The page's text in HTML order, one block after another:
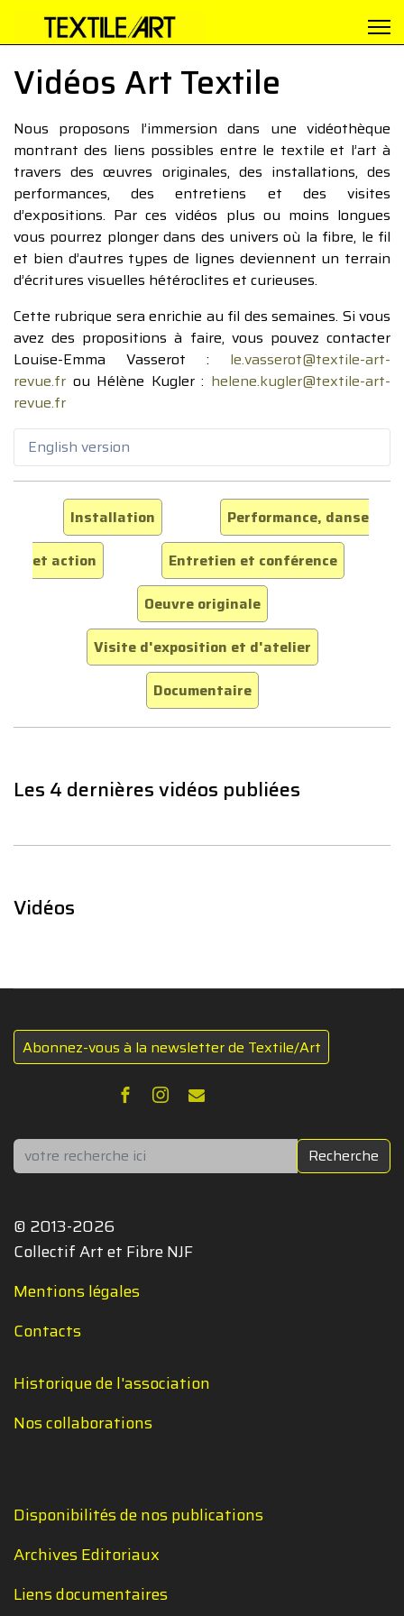
Vidéos Art Textile
Nous proposons l’immersion dans une vidéothèque
montrant des liens possibles entre le textile et l’art à
travers des œuvres originales, des installations, des
performances, des entretiens et des visites
d’expositions. Par ces vidéos plus ou moins longues
vous pourrez plonger dans des univers où la fibre, le fil
et bien d’autres types de lignes deviennent un terrain
d’écritures visuelles hétéroclites et curieuses.
Cette rubrique sera enrichie au fil des semaines. Si vous
avez des propositions à faire, vous pouvez contacter
Louise-Emma Vasserot : le.vasserot@textile-art-
revue.fr ou Hélène Kugler : helene.kugler@textile-art-
revue.fr
English version
Installation
Performance, danse
et action
Entretien et conférence
Oeuvre originale
Visite d'exposition et d'atelier
Documentaire
Les 4 dernières vidéos publiées
Vidéos
Abonnez-vous à la newsletter de Textile/Art
Rechercher Recherche
© 2013-2026
Collectif Art et Fibre NJF
Mentions légales
Contacts
Historique de l'association
Nos collaborations
Disponibilités de nos publications
Archives Editoriaux
Liens documentaires